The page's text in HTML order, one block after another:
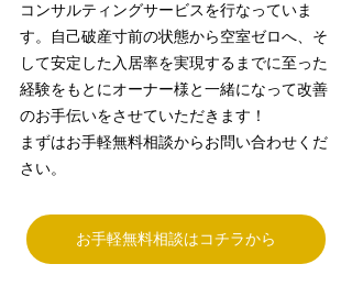
コンサルティングサービスを行なっていま
す。自己破産寸前の状態から空室ゼロへ、そ
して安定した入居率を実現するまでに至った
経験をもとにオーナー様と一緒になって改善
のお手伝いをさせていただきます！
まずはお手軽無料相談からお問い合わせくだ
さい。
お手軽無料相談はコチラから